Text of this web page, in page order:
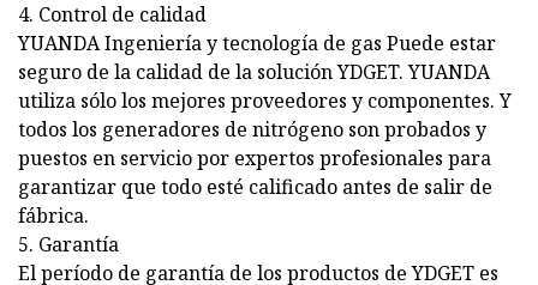
4. Control de calidad
YUANDA Ingeniería y tecnología de gas Puede estar
seguro de la calidad de la solución YDGET. YUANDA
utiliza sólo los mejores proveedores y componentes. Y
todos los generadores de nitrógeno son probados y
puestos en servicio por expertos profesionales para
garantizar que todo esté calificado antes de salir de
fábrica.
5. Garantía
El período de garantía de los productos de YDGET es